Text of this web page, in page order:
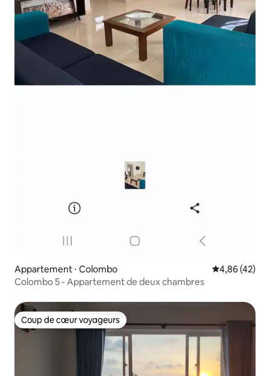
Appartement ⋅ Colombo Évaluation
4,86 (42)
Colombo 5 - Appartement de deux chambres
Coup de cœur voyageurs
Coup de cœur voyageurs